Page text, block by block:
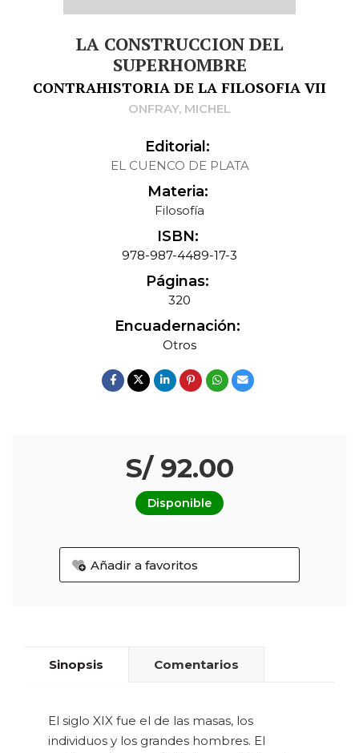
LA CONSTRUCCION DEL
SUPERHOMBRE
CONTRAHISTORIA DE LA FILOSOFIA VII
ONFRAY, MICHEL
Editorial:
EL CUENCO DE PLATA
Materia:
Filosofía
ISBN:
978-987-4489-17-3
Páginas:
320
Encuadernación:
Otros
S/ 92.00
Disponible
Añadir a favoritos
Sinopsis Comentarios
El siglo XIX fue el de las masas, los
individuos y los grandes hombres. El